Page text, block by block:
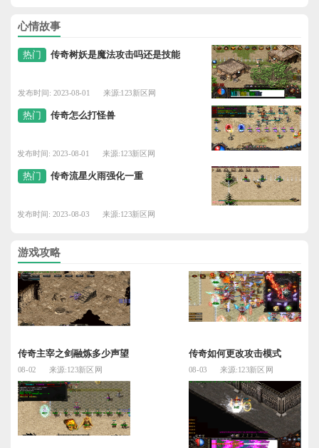
心情故事
传奇树妖是魔法攻击吗还是技能
发布时间: 2023-08-01 来源:123新区网
热门
传奇怎么打怪兽
发布时间: 2023-08-01 来源:123新区网
热门
传奇流星火雨强化一重
发布时间: 2023-08-03 来源:123新区网
热门
游戏攻略
传奇主宰之剑融炼多少声望
08-02 来源:123新区网
传奇如何更改攻击模式
08-03 来源:123新区网